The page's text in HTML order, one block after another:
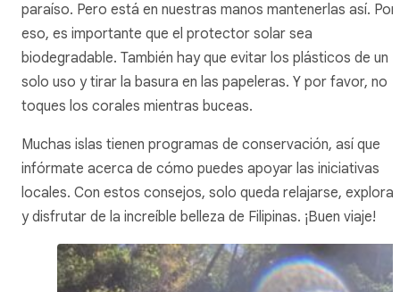
paraíso. Pero está en nuestras manos mantenerlas así. Por
eso, es importante que el protector solar sea
biodegradable. También hay que evitar los plásticos de un
solo uso y tirar la basura en las papeleras. Y por favor, no
toques los corales mientras buceas.
Muchas islas tienen programas de conservación, así que
infórmate acerca de cómo puedes apoyar las iniciativas
locales. Con estos consejos, solo queda relajarse, explorar
y disfrutar de la increíble belleza de Filipinas. ¡Buen viaje!